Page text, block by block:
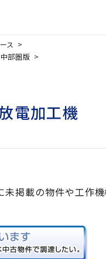
ス
中部圏版
電加工機
掲載の物件や工作